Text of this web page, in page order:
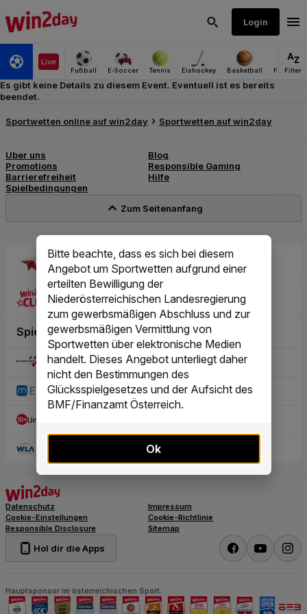
Bitte beachte, dass es sich bei diesem
Angebot um Sportwetten aufgrund einer
erteilten Bewilligung der
Niederösterreichischen Landesregierung
zum gewerbsmäßigen Abschluss und zur
gewerbsmäßigen Vermittlung von
Sportwetten über elektronische Medien
handelt. Dieses Angebot unterliegt daher
nicht den Bestimmungen des
Glücksspielgesetzes und der Aufsicht des
BMF/Finanzamt Österreich.
Ok
Es gibt keine Details zu diesem Event. Eventuell ist es bereits
beendet.